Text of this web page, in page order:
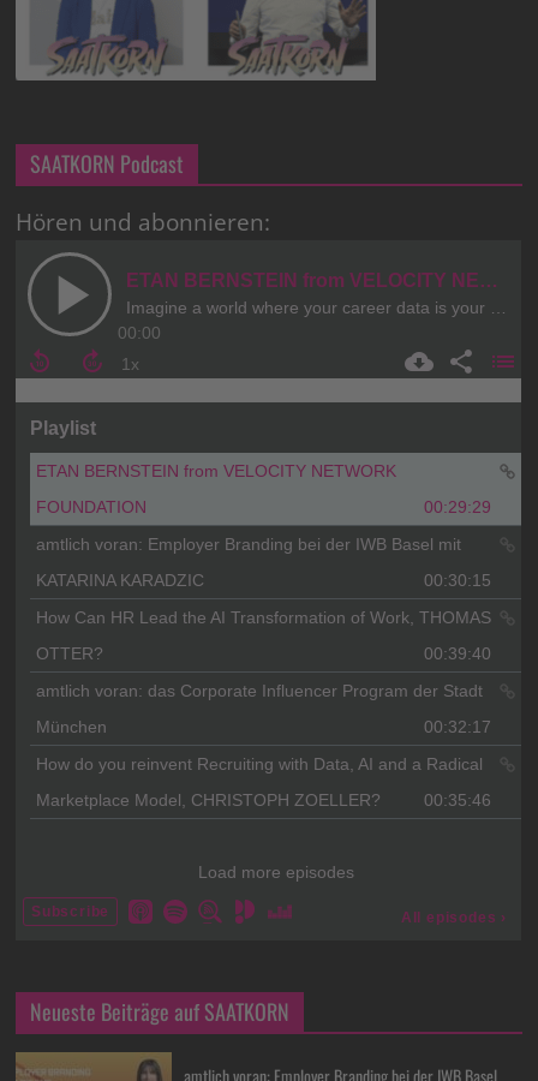
SAATKORN Podcast
Hören und abonnieren:
Neueste Beiträge auf SAATKORN
amtlich voran: Employer Branding bei der IWB Basel